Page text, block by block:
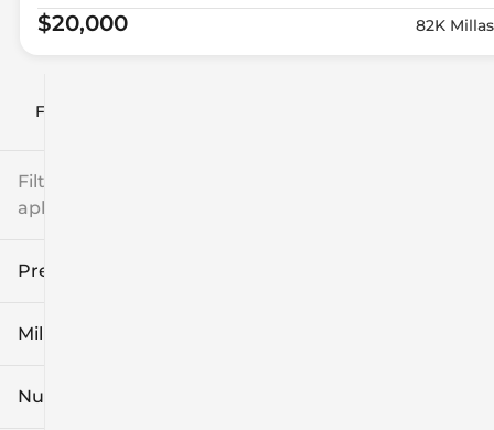
Filtrar por
Filtros
aplicados
Precio
Millaje
Nuevo o usado
$20,000 82K Millas